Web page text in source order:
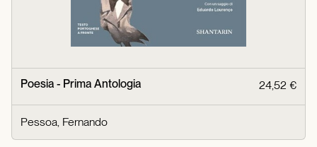
Poesia - Prima Antologia 24,52 €
Pessoa, Fernando